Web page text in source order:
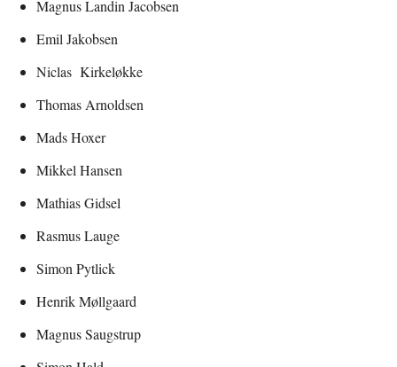
Magnus Landin Jacobsen
Emil Jakobsen
Niclas Kirkeløkke
Thomas Arnoldsen
Mads Hoxer
Mikkel Hansen
Mathias Gidsel
Rasmus Lauge
Simon Pytlick
Henrik Møllgaard
Magnus Saugstrup